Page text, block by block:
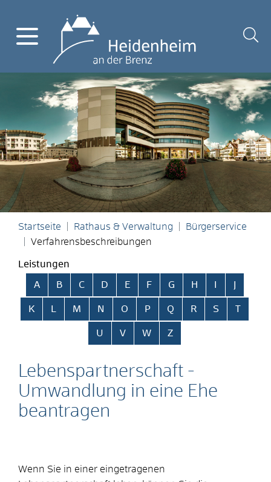
Startseite Rathaus & Verwaltung
Bürgerservice
Verfahrensbeschreibungen
Leistungen
Alphabetisches Register überspringen
A B C D E F G H
K L M N O P Q R S T
U V W Z
Lebenspartnerschaft -
Umwandlung in eine Ehe
beantragen
Wenn Sie in einer eingetragenen